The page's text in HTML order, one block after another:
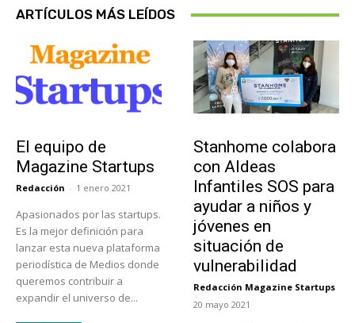
ARTÍCULOS MÁS LEÍDOS
El equipo de
Magazine Startups
Redacción - 1 enero 2021
Apasionados por las startups.
Es la mejor definición para
lanzar esta nueva plataforma
periodística de Medios donde
queremos contribuir a
expandir el universo de...
Stanhome colabora
con Aldeas
Infantiles SOS para
ayudar a niños y
jóvenes en
situación de
vulnerabilidad
Redacción Magazine Startups
-
20 mayo 2021